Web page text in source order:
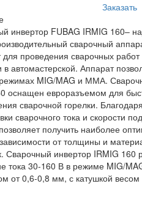
Заказать
инвертор FUBAG IRMIG 160–
сварочный
для проведения сварочных работ
в автомастерской. Аппарат
MIG/MAG и ММА.
оснащен евроразъемом для
сварочной горелки.
сварочного тока и скорости
получить наиболее
от толщины и
Сварочный инвертор IRMIG 160
тока 30-160 В в режиме MIG/
от 0,6-0,8 мм, с катушкой весом